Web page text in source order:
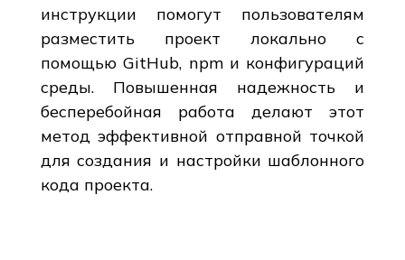
инструкции помогут пользователям
разместить проект локально с
помощью GitHub, npm и конфигураций
среды. Повышенная надежность и
бесперебойная работа делают этот
метод эффективной отправной точкой
для создания и настройки шаблонного
кода проекта.